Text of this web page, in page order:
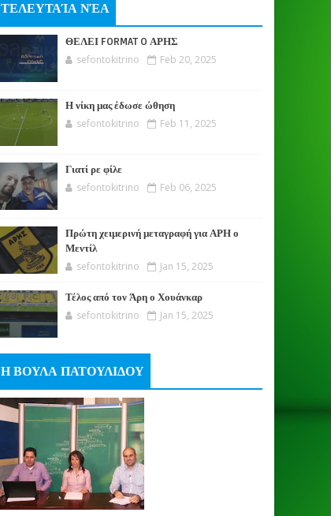
ΤΕΛΕΥΤΑΊΑ ΝΈΑ
ΘΕΛΕΙ FORMAT O ΑΡΗΣ
sefontokitrino Feb 20, 2025
Η νίκη μας έδωσε ώθηση
sefontokitrino Feb 11, 2025
Γιατί ρε φίλε
sefontokitrino Feb 06, 2025
Πρώτη χειμερινή μεταγραφή για ΑΡΗ ο
Μεντίλ
sefontokitrino Jan 15, 2025
Τέλος από τον Άρη ο Χουάνκαρ
sefontokitrino Jan 15, 2025
Η ΒΟΥΛΑ ΠΑΤΟΥΛΙΔΟΥ